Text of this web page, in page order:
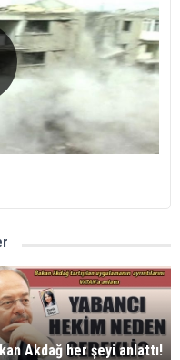
Akdağ her şeyi anlattı!